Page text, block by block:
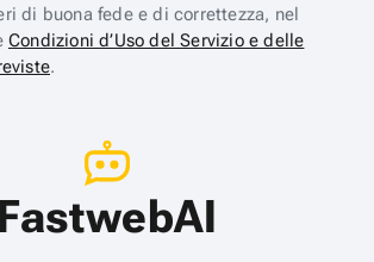
di buona fede e di correttezza, nel
Condizioni d’Uso del Servizio e delle
.
FastwebAI